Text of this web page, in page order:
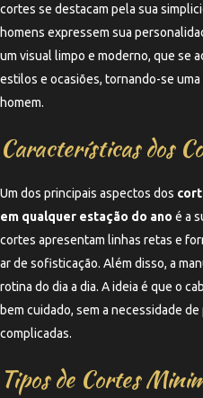
cortes se destacam pela sua
homens expressem sua
um visual limpo e moderno, que se
estilos e ocasiões, tornando-se
homem.
Características dos
Um dos principais aspectos dos
em qualquer estação do ano é a
cortes apresentam linhas retas e
ar de sofisticação. Além disso, a
rotina do dia a dia. A ideia é que o
bem cuidado, sem a necessidade
complicadas.
Tipos de Cortes